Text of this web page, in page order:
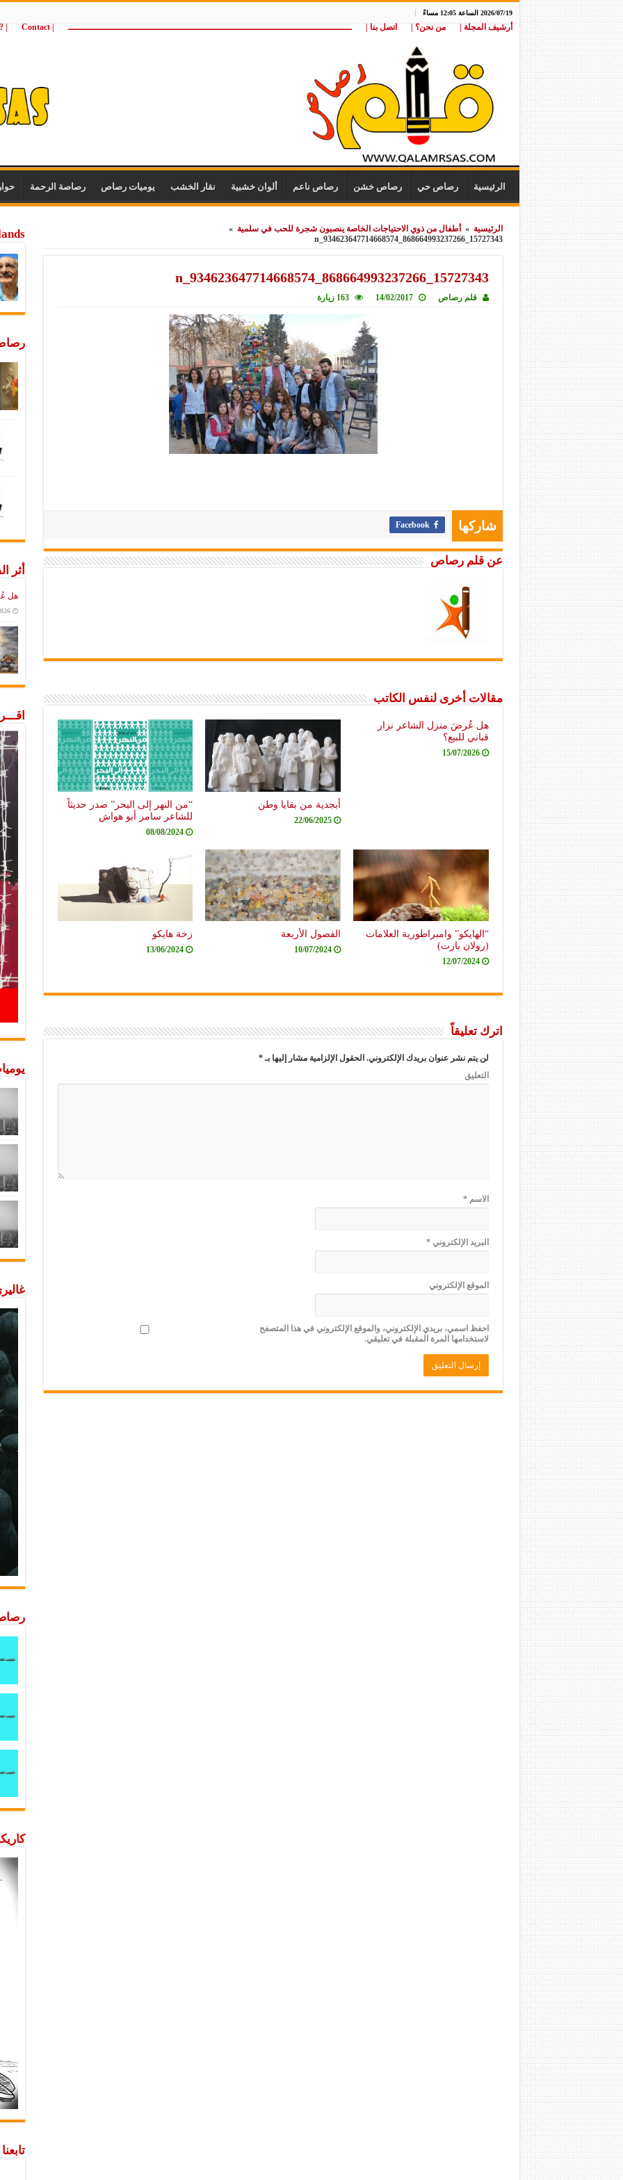
2026/07/19 الساعة 12:05 مساءً
أرشيف المجلة | من نحن؟ | اتصل بنا | ــــــــــــــــــــــــــــــــــــــــــــــــــــــــــــــــــــــــــــــــــــــــــــــــــــــ | Contact
wij
الرئيسية رصاص حي رصاص خشن رصاص ناعم ألوان خشبية نقار الخشب يوميات رصاص رصاصة الرحمة
الرئيسية » أطفال من ذوي الاحتياجات الخاصة ينصبون شجرة للحب في سلمية »
15727343_868664993237266_934623647714668574_n
15727343_868664993237266_934623647714668574_n
قلم رصاص 14/02/2017 163 زيارة
شاركها Facebook
عن قلم رصاص
مقالات أخرى لنفس الكاتب
هل عُرضَ منزل الشاعر نزار
قباني للبيع؟
15/07/2026
أبجدية من بقايا وطن
22/06/2025
“من النهر إلى البحر” صدر حديثاً
للشاعر سامر أبو هواش
08/08/2024
“الهايكو” وامبراطورية العلامات
(رولان بارت)
12/07/2024
الفصول الأربعة
10/07/2024
زخة هايكو
13/06/2024
اترك تعليقاً
لن يتم نشر عنوان بريدك الإلكتروني. الحقول الإلزامية مشار إليها بـ*
التعليق
الاسم*
البريد الإلكتروني*
الموقع الإلكتروني
احفظ اسمي، بريدي الإلكتروني، والموقع الإلكتروني في هذا المتصفح
لاستخدامها المرة المقبلة في تعليقي.
أثر
هل